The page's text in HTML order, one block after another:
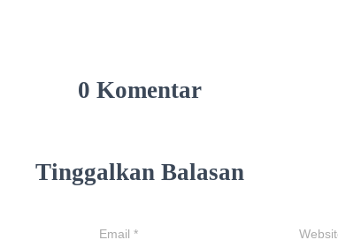
0 Komentar
Tinggalkan Balasan
Email*